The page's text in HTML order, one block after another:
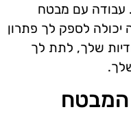
עבודה עם מבטח
לספק לך פתרון
שלך, לתת לך
המבטח